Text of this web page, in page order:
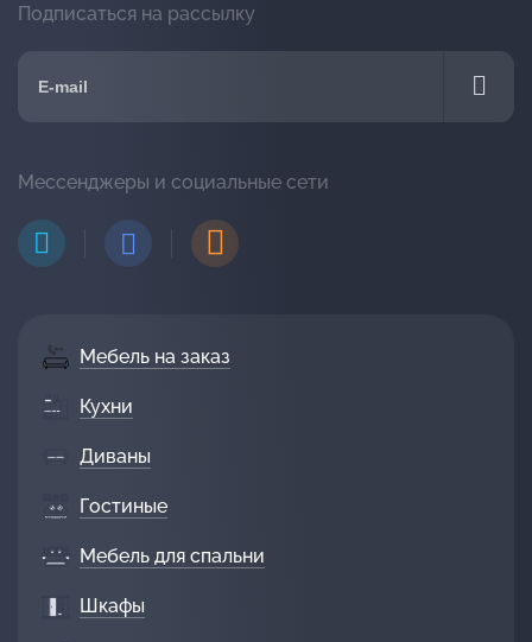
Мебель на заказ
Кухни
Диваны
Гостиные
Мебель для спальни
Шкафы
Подписаться на рассылку
Мессенджеры и социальные сети